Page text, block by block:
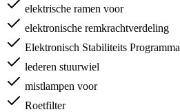
elektrische ramen voor
elektronische remkrachtverdeling
Elektronisch Stabiliteits Programma
lederen stuurwiel
mistlampen voor
Roetfilter